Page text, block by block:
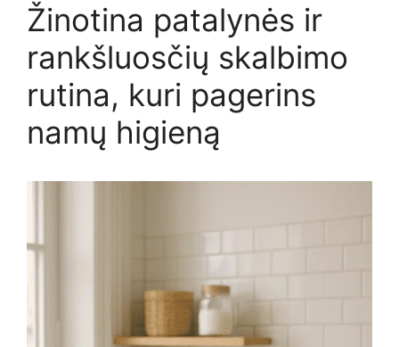
Žinotina patalynės ir
rankšluosčių skalbimo
rutina, kuri pagerins
namų higieną